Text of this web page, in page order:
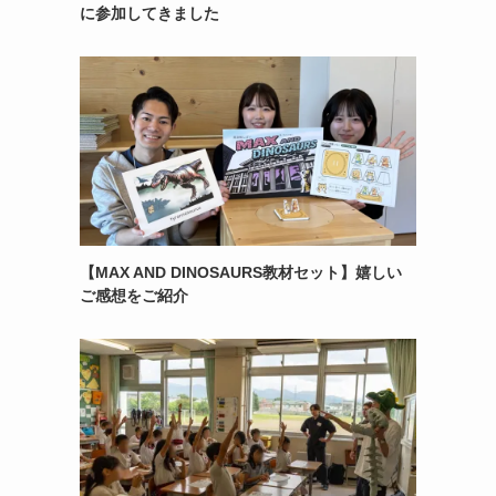
に参加してきました
【MAX AND DINOSAURS教材セット】嬉しい
ご感想をご紹介